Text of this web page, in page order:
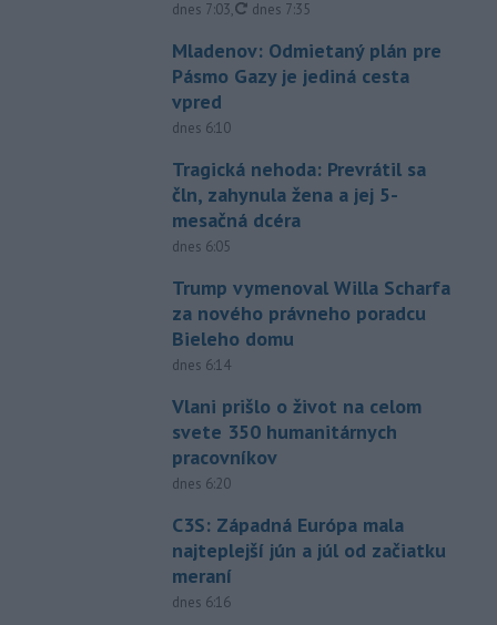
dnes 7:03, aktualizované
dnes 7:35
Mladenov: Odmietaný plán pre
Pásmo Gazy je jediná cesta
vpred
dnes 6:10
Tragická nehoda: Prevrátil sa
čln, zahynula žena a jej 5-
mesačná dcéra
dnes 6:05
Trump vymenoval Willa Scharfa
za nového právneho poradcu
Bieleho domu
dnes 6:14
Vlani prišlo o život na celom
svete 350 humanitárnych
pracovníkov
dnes 6:20
C3S: Západná Európa mala
najteplejší jún a júl od začiatku
meraní
dnes 6:16